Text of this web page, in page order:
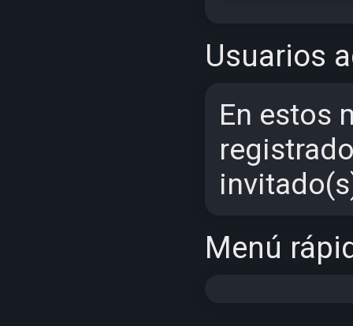
Usuarios
En estos
Menú